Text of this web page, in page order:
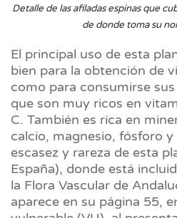
Detalle de las afiladas espinas que
de donde toma su
El principal uso de esta
bien para la obtención de
como para consumirse
que son muy ricos en
C. También es rica en
calcio, magnesio, fósforo
escasez y rareza de esta
España), donde está
la Flora Vascular de
aparece en su página 55,